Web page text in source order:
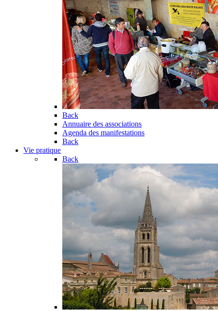
Back
Annuaire des associations
Agenda des manifestations
Back
Vie pratique
Back